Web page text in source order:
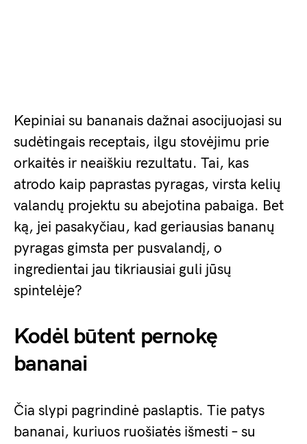
Kepiniai su bananais dažnai asocijuojasi su
sudėtingais receptais, ilgu stovėjimu prie
orkaitės ir neaiškiu rezultatu. Tai, kas
atrodo kaip paprastas pyragas, virsta kelių
valandų projektu su abejotina pabaiga. Bet
ką, jei pasakyčiau, kad geriausias bananų
pyragas gimsta per pusvalandį, o
ingredientai jau tikriausiai guli jūsų
spintelėje?
Kodėl būtent pernokę
bananai
Čia slypi pagrindinė paslaptis. Tie patys
bananai, kuriuos ruošiatės išmesti – su